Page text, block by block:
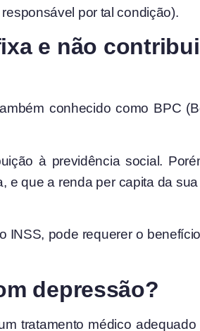
por tal condição).
e não
conhecido como BPC
à previdência social.
e que a renda per capita da
pode requerer o
depressão?
tratamento médico